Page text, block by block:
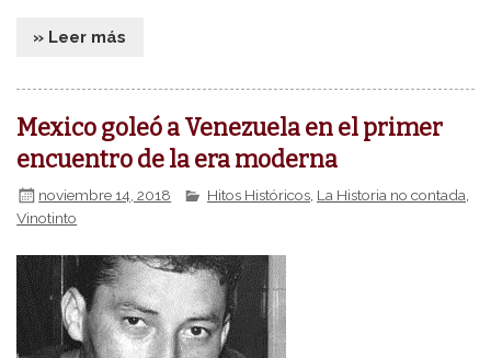
» Leer más
Mexico goleó a Venezuela en el primer
encuentro de la era moderna
noviembre 14, 2018 Hitos Históricos La Historia no contada
Vinotinto